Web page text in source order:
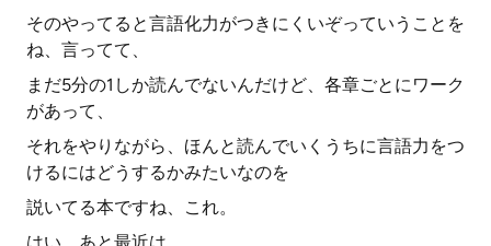
そのやってると言語化力がつきにくいぞっていうことを
ね、言ってて、
まだ5分の1しか読んでないんだけど、各章ごとにワーク
があって、
それをやりながら、ほんと読んでいくうちに言語力をつ
けるにはどうするかみたいなのを
説いてる本ですね、これ。